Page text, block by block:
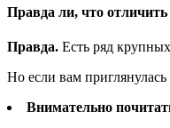
Правда ли, что отличить
Правда. Есть ряд
Но если вам приглянулась
Внимательно